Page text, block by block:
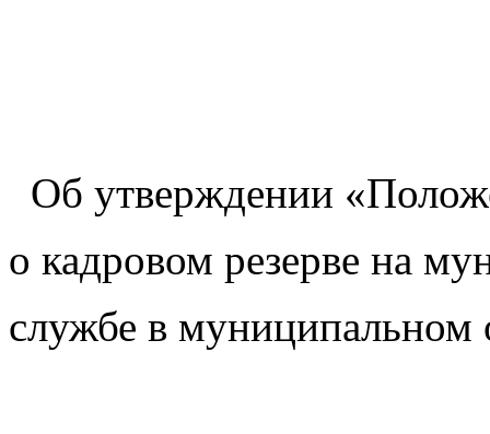
Об утверждении
о кадровом резерве на
службе в муниципальном